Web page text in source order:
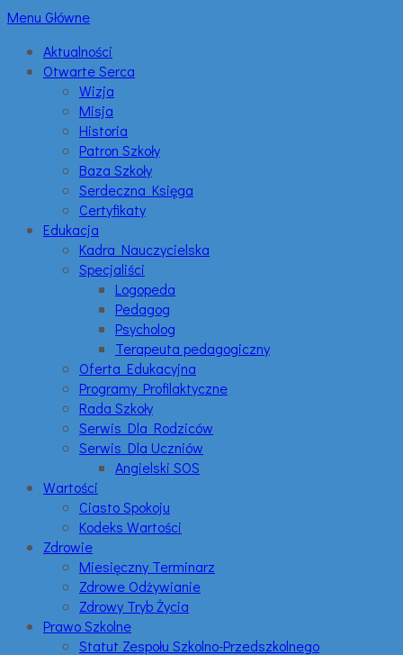
Menu Główne
Aktualności
Otwarte Serca
Wizja
Misja
Historia
Patron Szkoły
Baza Szkoły
Serdeczna Księga
Certyfikaty
Edukacja
Kadra Nauczycielska
Specjaliści
Logopeda
Pedagog
Psycholog
Terapeuta pedagogiczny
Oferta Edukacyjna
Programy Profilaktyczne
Rada Szkoły
Serwis Dla Rodziców
Serwis Dla Uczniów
Angielski SOS
Wartości
Ciasto Spokoju
Kodeks Wartości
Zdrowie
Miesięczny Terminarz
Zdrowe Odżywianie
Zdrowy Tryb Życia
Prawo Szkolne
Statut Zespołu Szkolno-Przedszkolnego